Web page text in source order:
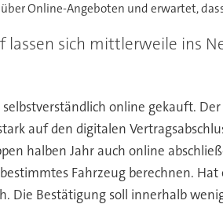
Online-Angeboten und erwartet,
lassen sich mittlerweile ins
online gekauft.
auf den digitalen
halben Jahr auch online
Fahrzeug berechnen.
Die Bestätigung soll innerhalb